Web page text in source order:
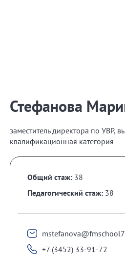
Стефанова
заместитель директора по УВР,
квалификационная категория
Общий стаж: 38
Педагогический стаж: 38
+7 (3452) 33-91-72